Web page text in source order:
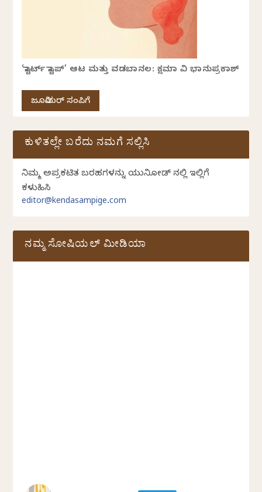
‘ಸ್ಟಾರ್ಟ್ ಸ್ಟಾಪ್’ ಆಟ ಮತ್ತು ವಡಬಾನಲ: ಕ್ಷಮಾ ವಿ ಭಾನುಪ್ರಕಾಶ್
ಜೂನಿಯರ್ ಸಂಪಿಗೆ
ಕುಳಿತಲ್ಲೇ ಬರೆದು ನಮಗೆ ಸಲ್ಲಿಸಿ
ನಿಮ್ಮ ಅಪ್ರಕಟಿತ ಬರಹಗಳನ್ನು ಯುನಿಕೋಡ್ ನಲ್ಲಿ ಇಲ್ಲಿಗೆ
ಕಳುಹಿಸಿ
editor@kendasampige.com
ನಮ್ಮ ಸೋಷಿಯಲ್‌ ಮೀಡಿಯಾ